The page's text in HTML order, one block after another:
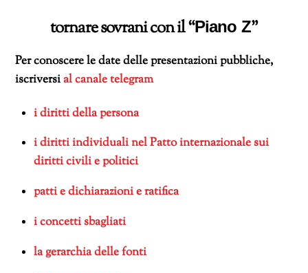
tornare sovrani con il “Piano Z”
Per conoscere le date delle presentazioni pubbliche,
iscriversial canale telegram
i diritti della persona
i diritti individuali nel Patto internazionale sui
diritti civili e politici
patti e dichiarazioni e ratifica
i concetti sbagliati
la gerarchia delle fonti